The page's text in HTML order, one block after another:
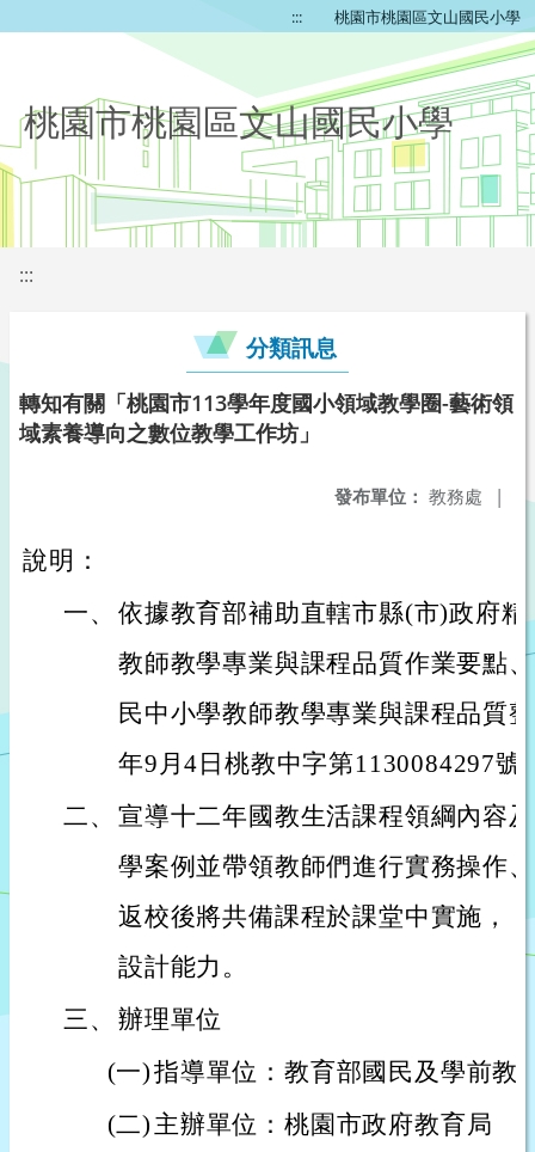
::: 桃園市桃園區文山國民小學
桃園市桃園區文山國民小學
:::
分類訊息
轉知有關「桃園市113學年度國小領域教學圈-藝術領
域素養導向之數位教學工作坊」
發布單位： 教務處 |
說明：
一、 依據教育部補助直轄市縣(市)政府
教師教學專業與課程品質作業要點
民中小學教師教學專業與課程品質
年9月4日桃教中字第1130084297號
二、 宣導十二年國教生活課程領綱內容
學案例並帶領教師們進行實務操作
返校後將共備課程於課堂中實施，
設計能力。
三、 辦理單位
(一)指導單位：教育部國民及學前教
(二) 主辦單位：桃園市政府教育局